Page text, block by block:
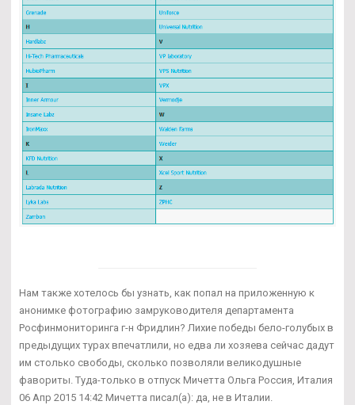
Нам также хотелось бы узнать, как попал на приложенную к
анонимке фотографию замруководителя департамента
Росфинмониторинга г-н Фридлин? Лихие победы бело-голубых в
предыдущих турах впечатлили, но едва ли хозяева сейчас дадут
им столько свободы, сколько позволяли великодушные
фавориты. Туда-только в отпуск Мичетта Ольга Россия, Италия
06 Апр 2015 14:42 Мичетта писал(а): да, не в Италии.